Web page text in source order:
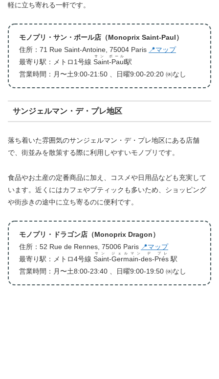
軽に立ち寄れる一軒です。
モノプリ・サン・ポール店（Monoprix Saint-Paul）
住所：71 Rue Saint-Antoine, 75004 Paris 📍マップ
最寄り駅：メトロ1号線 Saint-Paul
サン ポール
駅
営業時間：月〜土9:00-21:50 、日曜9:00-20:20 ㉁なし
サンジェルマン・デ・プレ地区
落ち着いた雰囲気のサンジェルマン・デ・プレ地区にある店舗
で、街並みを散策する際に利用しやすいモノプリです。
食品やお土産の定番商品に加え、コスメや日用品なども充実して
います。近くにはカフェやブティックも多いため、ショッピング
や街歩きの途中に立ち寄るのに便利です。
モノプリ・ドラゴン店（Monoprix Dragon）
住所：52 Rue de Rennes, 75006 Paris 📍マップ
最寄り駅：メトロ4号線 Saint-Germain-des-Prés
サン ジェルマン デ プレ
駅
営業時間：月〜土8:00-23:40 、日曜9:00-19:50 ㉁なし